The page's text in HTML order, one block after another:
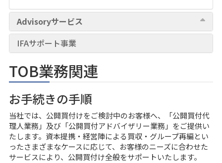
Advisoryサービス
IFAサポート事業
TOB業務関連
お手続きの手順
当社では、公開買付けをご検討中のお客様へ、「公開買付代
理人業務」及び「公開買付アドバイザリー業務」をご提供い
たします。資本提携・経営陣による買収・グループ再編とい
ったさまざまなケースに応じて、お客様のニーズに合わせた
サービスにより、公開買付け全般をサポートいたします。